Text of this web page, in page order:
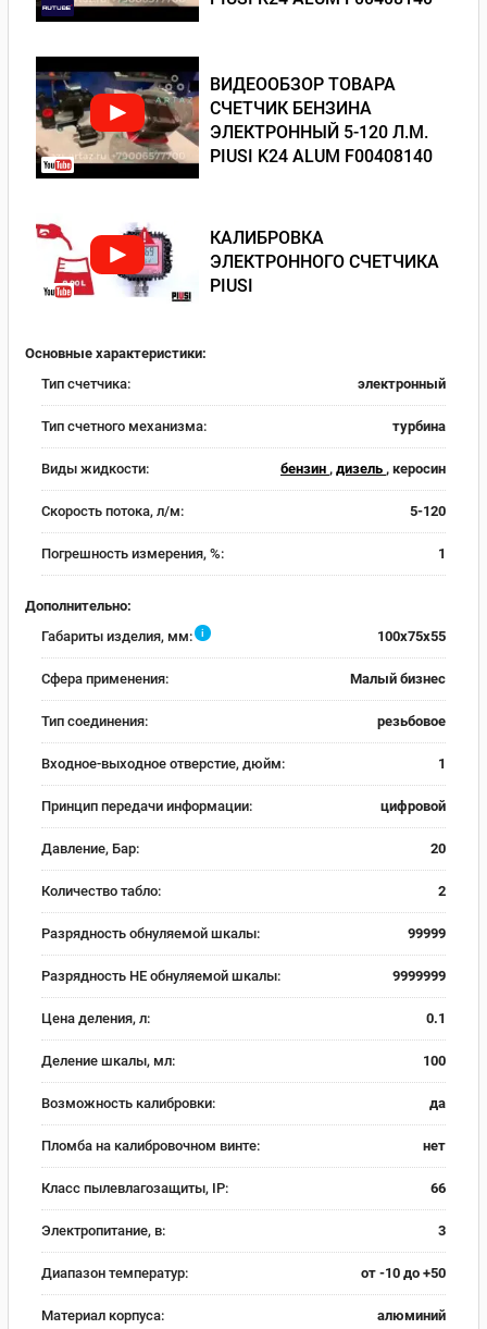
ВИДЕООБЗОР ТОВАРА
СЧЕТЧИК БЕНЗИНА
ЭЛЕКТРОННЫЙ 5-120 Л.М.
PIUSI K24 ALUM F00408140
КАЛИБРОВКА
ЭЛЕКТРОННОГО СЧЕТЧИКА
PIUSI
Основные характеристики:
Тип счетчика:
электронный
Тип счетного механизма: турбина
Виды жидкости: бензин , дизель , керосин
Скорость потока, л/м: 5-120
Погрешность измерения, %: 1
Дополнительно:
Габариты изделия, мм:
i 100x75x55
Сфера применения: Малый бизнес
Тип соединения: резьбовое
Входное-выходное отверстие, дюйм: 1
Принцип передачи информации: цифровой
Давление, Бар: 20
Количество табло: 2
Разрядность обнуляемой шкалы: 99999
Разрядность НЕ обнуляемой шкалы: 9999999
Цена деления, л: 0.1
Деление шкалы, мл: 100
Возможность калибровки: да
Пломба на калибровочном винте: нет
Класс пылевлагозащиты, IP: 66
Электропитание, в: 3
Диапазон температур: от -10 до +50
Материал корпуса: алюминий